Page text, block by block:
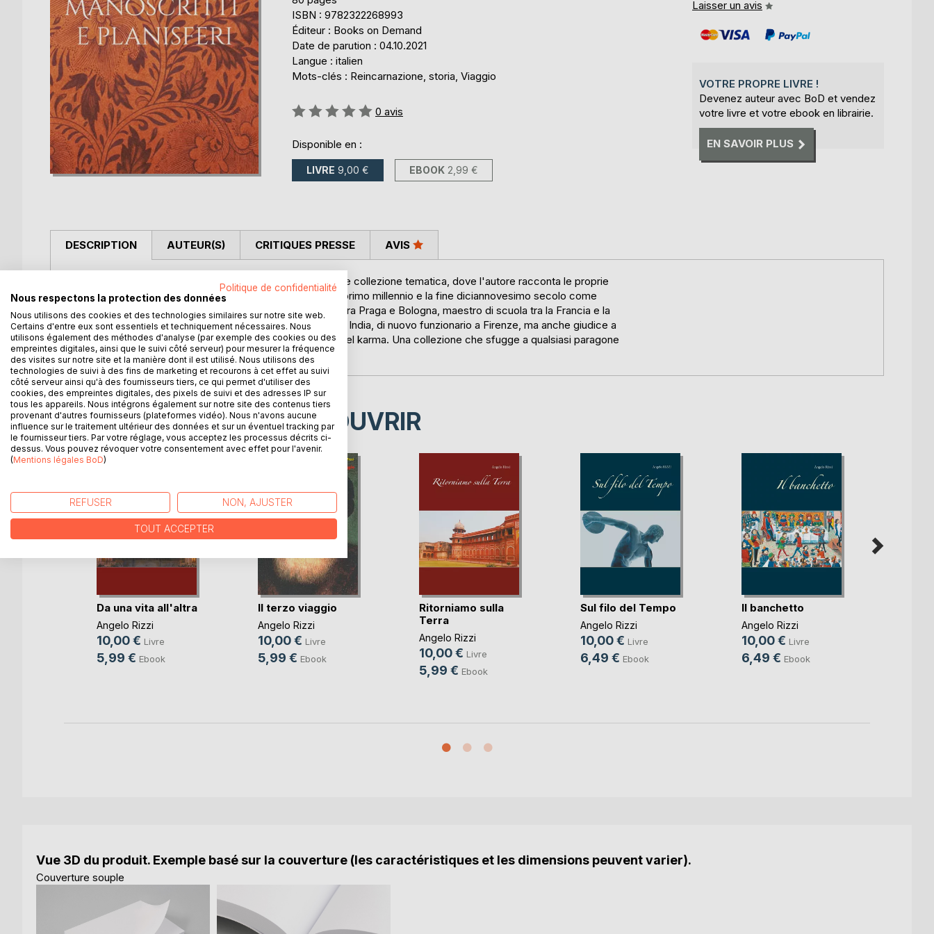
ISBN : 9782322268993
Éditeur : Books on Demand
Date de parution : 04.10.2021
Langue : italien
Mots-clés : Reincarnazione, storia, Viaggio
Évaluation:
0 avis
Disponible en :
LIVRE 9,00 € EBOOK 2,99 €
Laisser un avis
VOTRE PROPRE LIVRE !
Devenez auteur avec BoD et vendez
votre livre et votre ebook en librairie.
EN SAVOIR PLUS
DESCRIPTION
MANOSCRITTI E PLANISFERI è l'11 volume di una originale collezione tematica, dove l'autore racconta le proprie
vite anteriori in prosa poetica. Lo ritroviamo dalla fine del primo millennio e la fine diciannovesimo secolo come
poeta giramondo tra el-Andalus e il Maghreb, funzionario tra Praga e Bologna, maestro di scuola tra la Francia e la
Spagna, oltre che grande viaggiatore, emissario inglese in India, di nuovo funzionario a Firenze, ma anche giudice a
Toledo in contrasto con l'Inquisizione seguendo la ruota del karma. Una collezione che sfugge a qualsiasi paragone
ed a qualsiasi altro modello letterario.
AUTEUR(S) CRITIQUES PRESSE AVIS
D’AUTRES TITRES À DÉCOUVRIR
Da una vita all'altra
Angelo Rizzi
10,00 € Livre
5,99 € Ebook
Il terzo viaggio
Angelo Rizzi
10,00 € Livre
5,99 € Ebook
Ritorniamo sulla
Terra
Angelo Rizzi
10,00 € Livre
5,99 € Ebook
Sul filo del Tempo
Angelo Rizzi
10,00 € Livre
6,49 € Ebook
Il banchetto
Angelo Rizzi
10,00 € Livre
6,49 € Ebook
Vue 3D du produit. Exemple basé sur la couverture (les caractéristiques et les dimensions peuvent varier).
Couverture souple
Politique de confidentialité
Nous respectons la protection des données
Nous utilisons des cookies et des technologies similaires sur notre site web.
Certains d'entre eux sont essentiels et techniquement nécessaires. Nous
utilisons également des méthodes d'analyse (par exemple des cookies ou des
empreintes digitales, ainsi que le suivi côté serveur) pour mesurer la fréquence
des visites sur notre site et la manière dont il est utilisé. Nous utilisons des
technologies de suivi à des fins de marketing et recourons à cet effet au suivi
côté serveur ainsi qu'à des fournisseurs tiers, ce qui permet d'utiliser des
cookies, des empreintes digitales, des pixels de suivi et des adresses IP sur
tous les appareils. Nous intégrons également sur notre site des contenus tiers
provenant d'autres fournisseurs (plateformes vidéo). Nous n'avons aucune
influence sur le traitement ultérieur des données et sur un éventuel tracking par
le fournisseur tiers. Par votre réglage, vous acceptez les processus décrits ci-
dessus. Vous pouvez révoquer votre consentement avec effet pour l'avenir.
(Mentions légales BoD)
REFUSER NON, AJUSTER
TOUT ACCEPTER